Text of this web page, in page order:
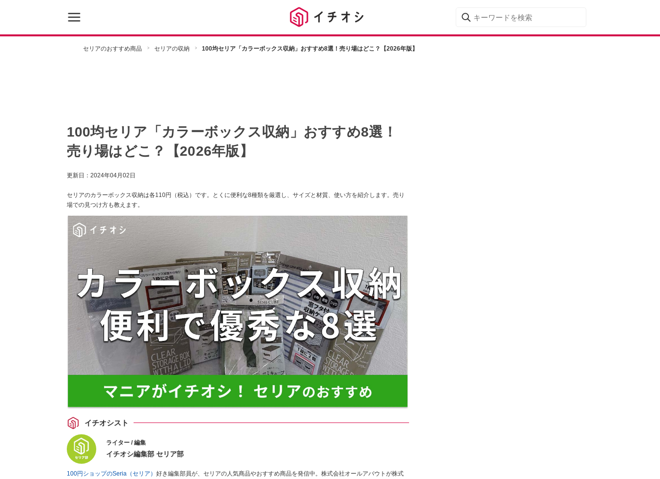
セリアのおすすめ商品 セリアの収納 100均セリア「カラーボックス収納」おすすめ8選！売り場はどこ？【2026年版】
100均セリア「カラーボックス収納」おすすめ8選！
売り場はどこ？【2026年版】
更新日： 2024年04月02日
セリアのカラーボックス収納は各110円（税込）です。とくに便利な8種類を厳選し、サイズと材質、使い方を紹介します。売り
場での見つけ方も教えます。
イチオシスト
ライター / 編集
イチオシ編集部 セリア部
100円ショップのSeria（セリア） 好き編集部員が、セリアの人気商品やおすすめ商品を発信中。株式会社オールアバウトが株式